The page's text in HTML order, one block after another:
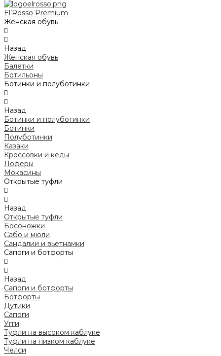
El’Rosso Premium
Женская обувь
Назад
Женская обувь
Балетки
Ботильоны
Ботинки и полуботинки
Назад
Ботинки и полуботинки
Ботинки
Полуботинки
Казаки
Кроссовки и кеды
Лоферы
Мокасины
Открытые туфли
Назад
Открытые туфли
Босоножки
Сабо и мюли
Сандалии и вьетнамки
Сапоги и ботфорты
Назад
Сапоги и ботфорты
Ботфорты
Дутики
Сапоги
Угги
Туфли на высоком каблуке
Туфли на низком каблуке
Челси